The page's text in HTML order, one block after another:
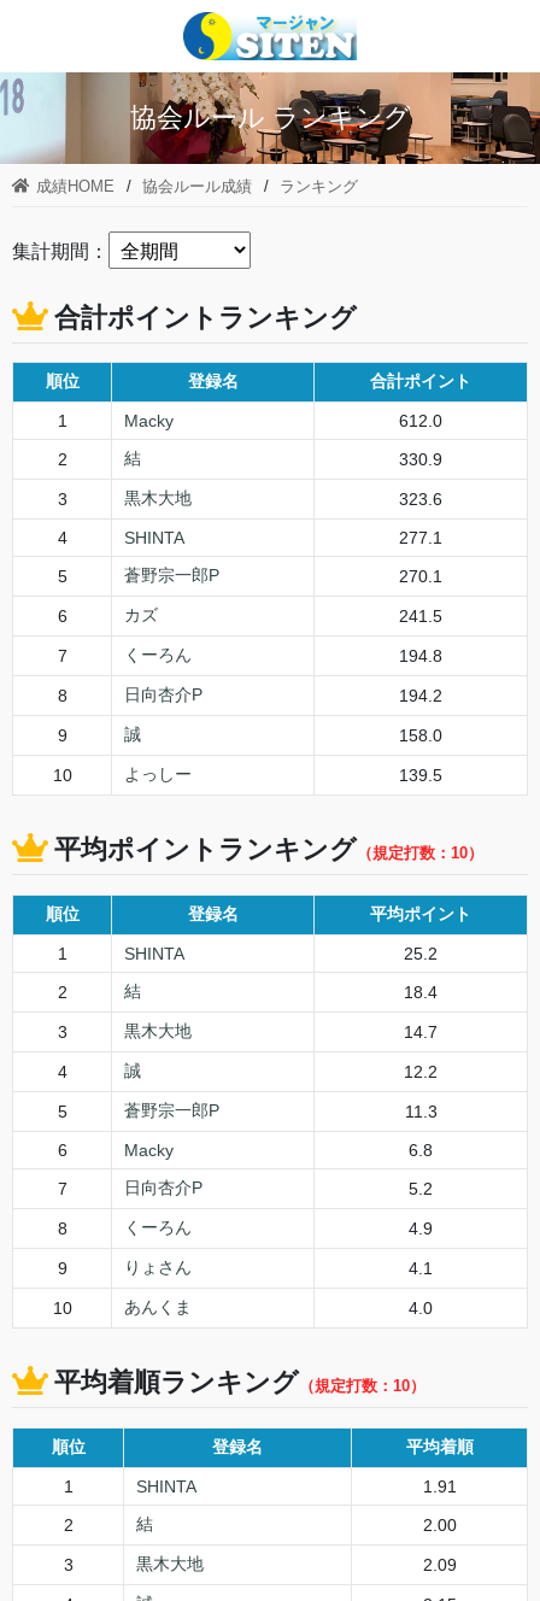
協会ルール ランキング
成績HOME 協会ルール成績 ランキング
集計期間：
合計ポイントランキング
順位 登録名 合計ポイント
1 Macky
612.0
2
結 330.9
3 黒木大地
323.6
4
SHINTA
277.1
5
蒼野宗一郎P 270.1
6 カズ 241.5
7 くーろん 194.8
8 日向杏介P 194.2
9 誠 158.0
10 よっしー 139.5
平均ポイントランキング （規定打数：10）
順位 登録名 平均ポイント
1 SHINTA
25.2
2
結 18.4
3 黒木大地 14.7
4 誠 12.2
5 蒼野宗一郎P
11.3
6
Macky
6.8
7
日向杏介P 5.2
8 くーろん 4.9
9 りょさん 4.1
10 あんくま 4.0
平均着順ランキング （規定打数：10）
順位 登録名 平均着順
1 SHINTA
1.91
2
結 2.00
3 黒木大地 2.09